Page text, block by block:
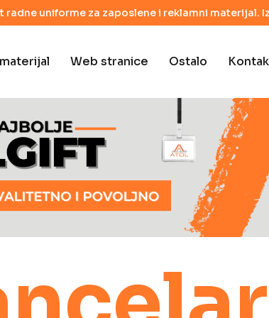
radne uniforme za zaposlene i reklamni materijal.
Web stranice Ostalo